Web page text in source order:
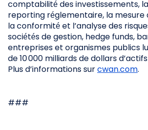
comptabilité des investissements,
reporting réglementaire, la
la conformité et l’analyse des
sociétés de gestion, hedge funds,
entreprises et organismes publics
de 10 000 milliards de dollars
Plus d’informations surcwan.com.
###